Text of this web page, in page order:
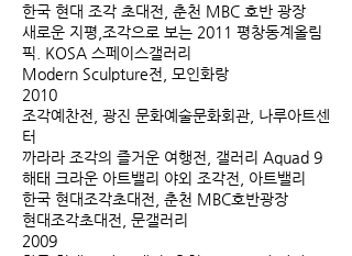
한국 현대 조각 초대전, 춘천 MBC 호반 광장
새로운 지평,조각으로 보는 2011 평창동계올림
픽. KOSA 스페이스갤러리
Modern Sculpture전, 모인화랑
2010
조각예찬전, 광진 문화예술문화회관, 나루아트센
터
까라라 조각의 즐거운 여행전, 갤러리 Aquad 9
해태 크라운 아트밸리 야외 조각전, 아트밸리
한국 현대조각초대전, 춘천 MBC호반광장
현대조각초대전, 문갤러리
2009